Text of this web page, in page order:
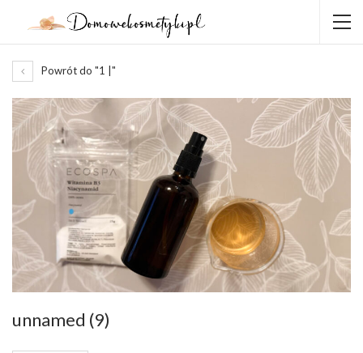
Powrót do "1 |"
unnamed (9)